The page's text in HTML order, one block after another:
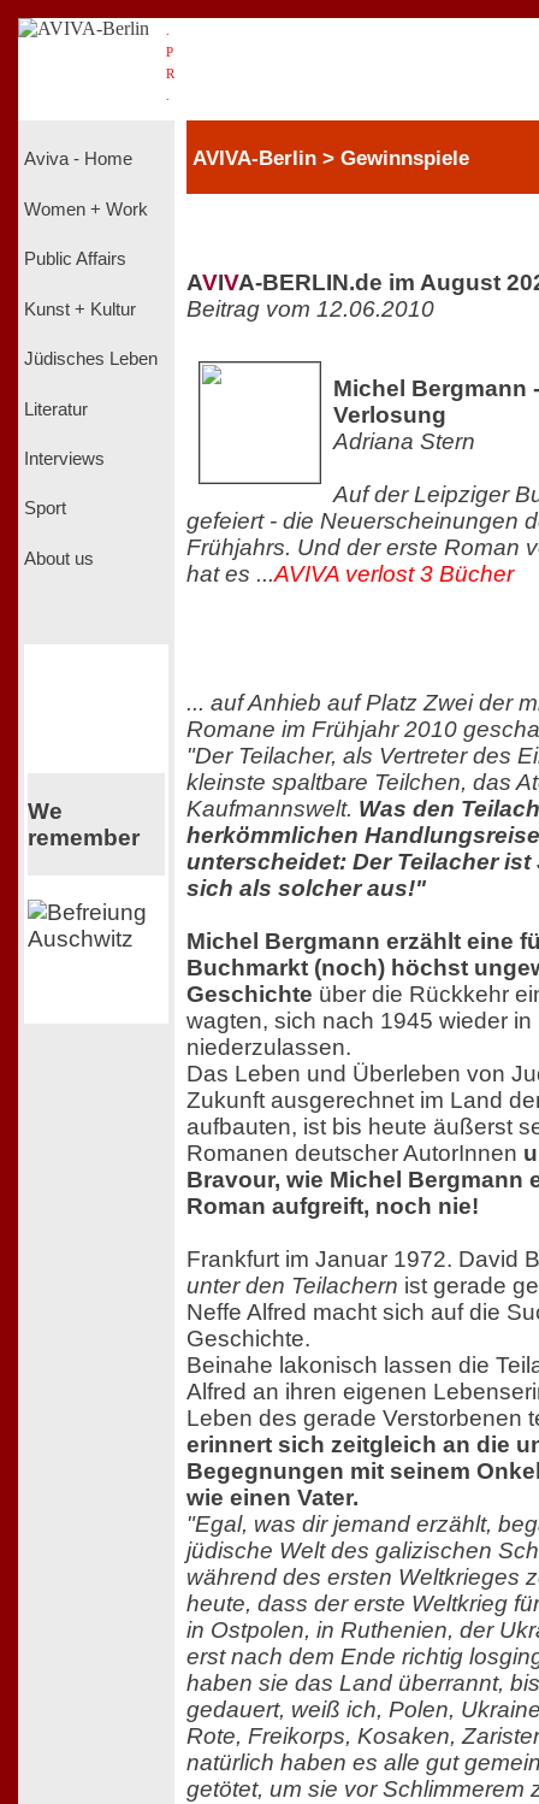
P
R
Aviva - Home
Women + Work
Public Affairs
Kunst + Kultur
Jüdisches Leben
Literatur
Interviews
Sport
About us
We
remember
AVIVA-Berlin > Gewinnspiele
AVIVA-BERLIN.de im August
Beitrag vom 12.06.2010
Michel Bergmann
Verlosung
Adriana Stern
Auf der Leipziger
gefeiert - die Neuerscheinungen
Frühjahrs. Und der erste Roman
hat es ...AVIVA verlost 3 Bücher
... auf Anhieb auf Platz Zwei der
Romane im Frühjahr 2010
"Der Teilacher, als Vertreter des
kleinste spaltbare Teilchen, das
Kaufmannswelt. Was den
herkömmlichen
unterscheidet: Der Teilacher ist
sich als solcher aus!"
Michel Bergmann erzählt eine
Buchmarkt (noch) höchst
Geschichte über die Rückkehr
wagten, sich nach 1945 wieder
niederzulassen.
Das Leben und Überleben von
Zukunft ausgerechnet im Land
aufbauten, ist bis heute äußerst
Romanen deutscher AutorInnen
Bravour, wie Michel Bergmann
Roman aufgreift, noch nie!
Frankfurt im Januar 1972. David
unter den Teilachern ist gerade
Neffe Alfred macht sich auf die
Geschichte.
Beinahe lakonisch lassen die
Alfred an ihren eigenen
Leben des gerade Verstorbenen
erinnert sich zeitgleich an die
Begegnungen mit seinem
wie einen Vater.
"Egal, was dir jemand erzählt,
jüdische Welt des galizischen
während des ersten Weltkrieges
heute, dass der erste Weltkrieg
in Ostpolen, in Ruthenien, der
erst nach dem Ende richtig
haben sie das Land überrannt,
gedauert, weiß ich, Polen,
Rote, Freikorps, Kosaken,
natürlich haben es alle gut
getötet, um sie vor Schlimmerem